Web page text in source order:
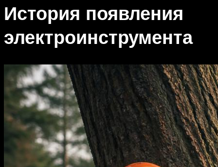
История появления
электроинструмента